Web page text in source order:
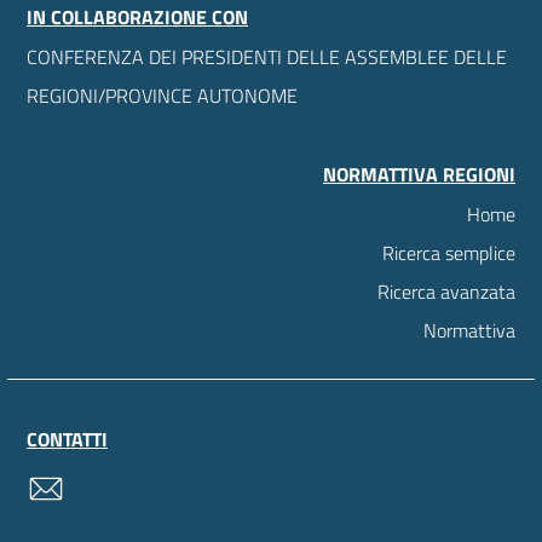
IN COLLABORAZIONE CON
CONFERENZA DEI PRESIDENTI DELLE ASSEMBLEE DELLE
REGIONI/PROVINCE AUTONOME
NORMATTIVA REGIONI
Home
Ricerca semplice
Ricerca avanzata
Normattiva
CONTATTI